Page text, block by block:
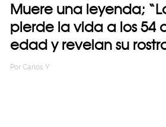
Muere una leyenda;
pierde la vida a los 54
edad y revelan su
Por Carlos Y